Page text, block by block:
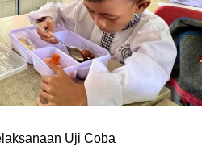
Uji Coba